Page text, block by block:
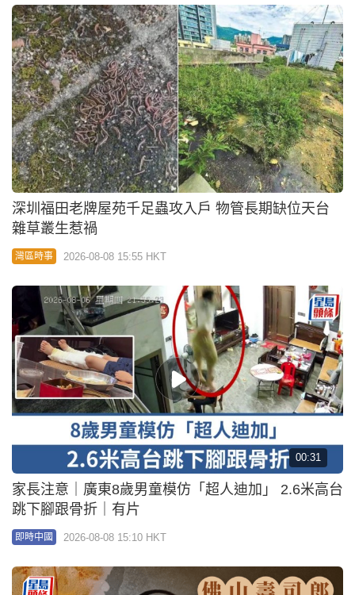
深圳福田老牌屋苑千足蟲攻入戶 物管長期缺位天台
雜草叢生惹禍
灣區時事 2026-08-08 15:55 HKT
00:31
家長注意｜廣東8歲男童模仿「超人迪加」 2.6米高台
跳下腳跟骨折｜有片
即時中國 2026-08-08 15:10 HKT